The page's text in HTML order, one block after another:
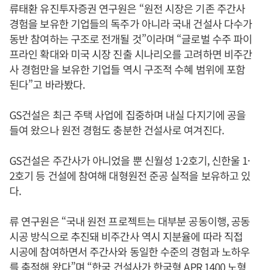
류태환 유진투자증권 연구원은 “원전 시장은 기존 주간사
경험을 보유한 기업들의 독주가 아니라 국내 건설사 다수가
동반 참여하는 구조로 전개될 것”이라며 “글로벌 수주 파이
프라인 확대와 미국 시장 진출 시나리오를 고려하면 비주간
사 경험만을 보유한 기업들 역시 구조적 수혜 범위에 포함
된다”고 바라봤다.
GS건설은 최근 주택 사업에 집중하며 내실 다지기에 공을
들여 왔으나 원전 경험도 충분한 건설사로 여겨진다.
GS건설은 주간사가 아니었을 뿐 신월성 1·2호기, 신한울 1·
2호기 등 건설에 참여해 대형원전 준공 실적을 보유하고 있
다.
류 연구원은 “국내 원전 프로젝트는 대부분 공동이행, 공동
시공 방식으로 추진돼 비주간사 역시 지분율에 따라 직접
시공에 참여하면서 주간사와 동일한 수준의 경험과 노하우
를 축적해 왔다”며 “한국 건설사가 한국형 APR 1400 노형